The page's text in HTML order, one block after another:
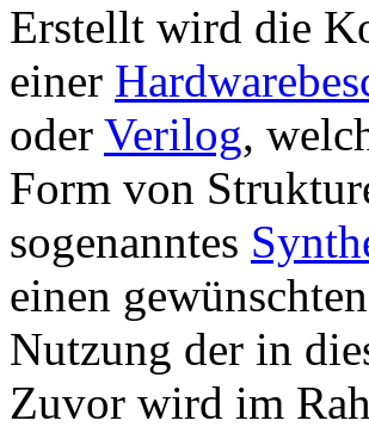
Erstellt wird die
einer
oder Verilog,
Form von
sogenanntes
einen
Nutzung der in
Zuvor wird im